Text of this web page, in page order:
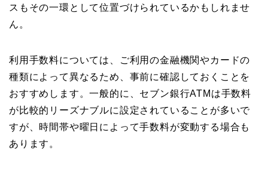
スもその一環として位置づけられているかもしれませ
ん。
利用手数料については、ご利用の金融機関やカードの
種類によって異なるため、事前に確認しておくことを
おすすめします。一般的に、セブン銀行ATMは手数料
が比較的リーズナブルに設定されていることが多いで
すが、時間帯や曜日によって手数料が変動する場合も
あります。